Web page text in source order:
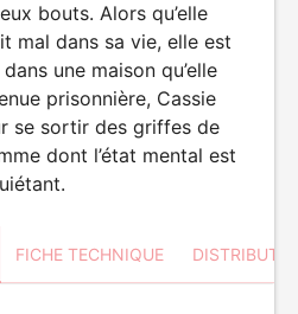
bouts. Alors qu’elle
mal dans sa vie, elle est
une maison qu’elle
prisonnière, Cassie
se sortir des griffes de
dont l’état mental est
FICHE TECHNIQUE